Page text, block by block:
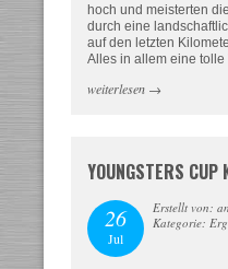
hoch und meisterten
durch eine
auf den letzten
Alles in allem eine tolle
weiterlesen→
YOUNGSTERS
26
Jul
Erstellt von:
Kategorie: